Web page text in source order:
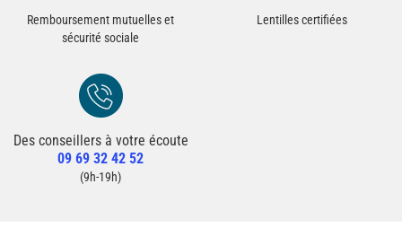
Remboursement mutuelles et
sécurité sociale
Lentilles certifiées
Redirection vers la page Contact du site
Des conseillers à votre écoute
09 69 32 42 52
Contacter un conseiller
(9h-19h)